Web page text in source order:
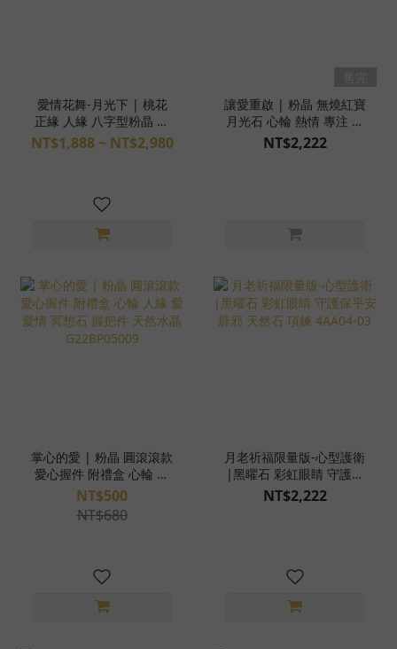
愛情花舞-月光下 | 桃花
正緣 人緣 八字型粉晶 玫
瑰造型珠貝 白水晶 白玉髓
月光石 純銀隔珠 水晶手環
NT$1,888 ~ NT$2,980
讓愛重啟 | 粉晶 無燒紅寶
月光石 心輪 熱情 專注 魔
法陣 水晶手環 手排
NT$2,222
掌心的愛 | 粉晶 圓滾滾款
愛心握件 附禮盒 心輪 人
緣 愛 愛情 冥想石 握把件
天然水晶 G22BP05009
NT$500
NT$680
月老祈福限量版-心型護衛
|黑曜石 彩虹眼睛 守護保
平安 辟邪 天然石 項鍊
4AA04-03
NT$2,222